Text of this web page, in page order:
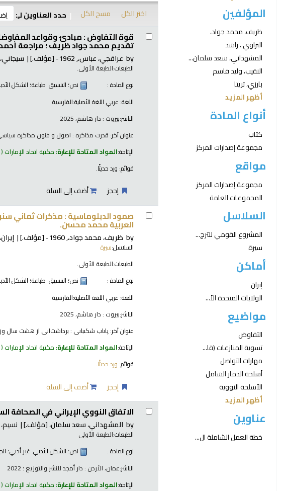
المؤلفين
ظريف، محمد جواد،
البراوي ، راشد
المشهداني، سعد سلمان...
النقيب، وليد قاسم
بارزي، تريتا
أظهر المزيد
أنواع المادة
كتاب
مجموعة إصدارات المركز
مواقع
مجموعة إصدارات المركز
المجموعات العامة
السلاسل
المشروع القومي للترج...
سيرة
أماكن
إيران
الولايات المتحدة الأ...
مواضيع
التفاوض
تسوية المنازعات (قا...
مهارات التواصل
أسلحة الدمار الشامل
الأسلحة النووية
أظهر المزيد
عناوين
خطة العمل الشاملة ال...
اختر الكل مسح الكل حدد العناوين لـِ:
نتائج قوة التفاوض : مبادئ وقواعد
تقديم محمد جواد ظريف ؛ مراجعة
by عراقجي، عباس،, 1962- [مؤلف.]
الطبعات:الطبعة الأولى.
نوع المادة :
نص؛ التنسيق: طباعة؛ الشكل
اللغة: عربي اللغة الأصلية:الفارسية
الناشر:بيروت : دار هاشم، 2025
عنوان آخر: قدرت مذاکره : اصول و فنون مذاکره
الإتاحة:المواد المتاحة للإعارة: مكتبة اتحاد الإمارات (1)
قوائم: ورد حديثًا.
إحجز أضف إلى السلة
صمود الدبلوماسية : مذكرات ثماني
العربية محمد محسن.
by ظريف، محمد جواد،, 1960- [مؤلف.]
السلاسل:سيرة
الطبعات:الطبعة الأولى.
نوع المادة :
نص؛ التنسيق: طباعة؛ الشكل
اللغة: عربي اللغة الأصلية:الفارسية
الناشر:بيروت : دار هاشم، 2025
عنوان آخر:پاىاب شکىباىى : برداشت‌اىى از هشت سال
الإتاحة:المواد المتاحة للإعارة: مكتبة اتحاد الإمارات (1)
قوائم: ورد حديثًا.
إحجز أضف إلى السلة
الاتفاق النووي الإيراني في الصحافة
by المشهداني، سعد سلمان،[مؤلف.]
الطبعات:الطبعة الأولى
نوع المادة :
نص؛ الشكل الأدبي: غير أدبي؛
الناشر:عمان، الأردن : دار أمجد للنشر والتوزيع ؛ 2022
الإتاحة:المواد المتاحة للإعارة: مكتبة اتحاد الإمارات (1)